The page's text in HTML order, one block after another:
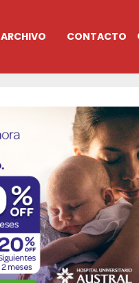
ARCHIVO CONTACTO